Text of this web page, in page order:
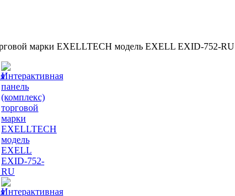
марки EXELLTECH модель EXELL EXID-752-RU